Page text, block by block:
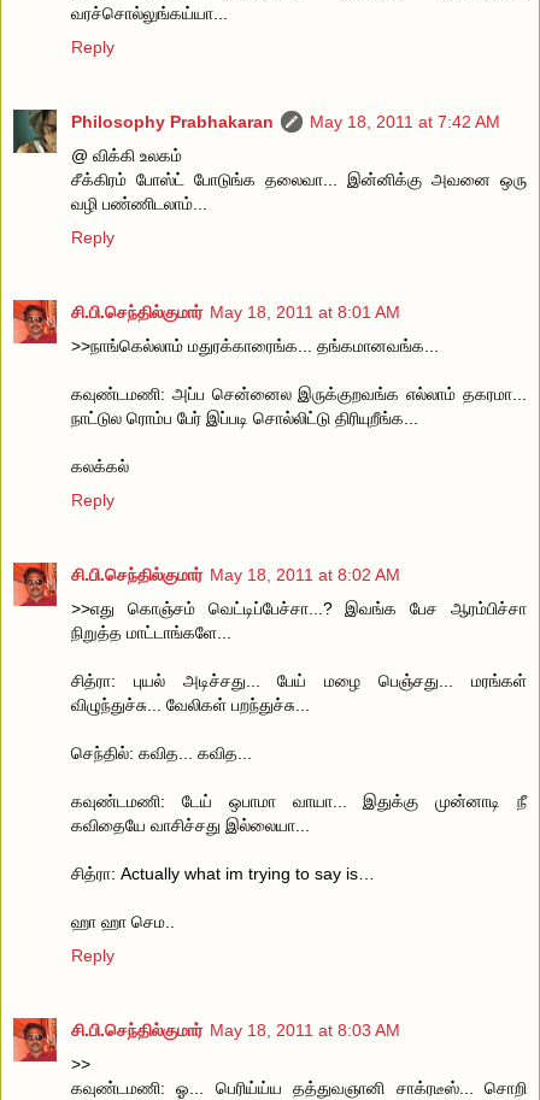
வரச்சொல்லுங்கய்யா...
Reply
Philosophy Prabhakaran
May 18, 2011 at 7:42 AM
@ விக்கி உலகம்
சீக்கிரம் போஸ்ட் போடுங்க தலைவா... இன்னிக்கு அவனை ஒரு
வழி பண்ணிடலாம்...
Reply
சி.பி.செந்தில்குமார் May 18, 2011 at 8:01 AM
>>நாங்கெல்லாம் மதுரக்காரைங்க... தங்கமானவங்க...
கவுண்டமணி: அப்ப சென்னைல இருக்குறவங்க எல்லாம் தகரமா...
நாட்டுல ரொம்ப பேர் இப்படி சொல்லிட்டு திரியுறீங்க...
கலக்கல்
Reply
சி.பி.செந்தில்குமார் May 18, 2011 at 8:02 AM
>>எது கொஞ்சம் வெட்டிப்பேச்சா...? இவங்க பேச ஆரம்பிச்சா
நிறுத்த மாட்டாங்களே...
சித்ரா: புயல் அடிச்சது... பேய் மழை பெஞ்சது... மரங்கள்
விழுந்துச்சு... வேலிகள் பறந்துச்சு...
செந்தில்: கவித... கவித...
கவுண்டமணி: டேய் ஒபாமா வாயா... இதுக்கு முன்னாடி நீ
கவிதையே வாசிச்சது இல்லையா...
சித்ரா: Actually what im trying to say is…
ஹா ஹா செம..
Reply
சி.பி.செந்தில்குமார் May 18, 2011 at 8:03 AM
>>
கவுண்டமணி: ஓ... பெரிய்ய்ய தத்துவஞானி சாக்ரடீஸ்... சொறி